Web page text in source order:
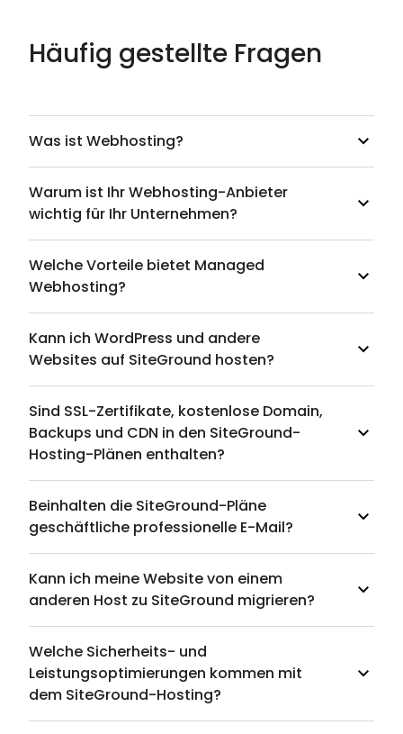
Häufig gestellte Fragen
Was ist Webhosting?
Warum ist Ihr Webhosting-Anbieter
wichtig für Ihr Unternehmen?
Welche Vorteile bietet Managed
Webhosting?
Kann ich WordPress und andere
Websites auf SiteGround hosten?
Sind SSL-Zertifikate, kostenlose Domain,
Backups und CDN in den SiteGround-
Hosting-Plänen enthalten?
Beinhalten die SiteGround-Pläne
geschäftliche professionelle E-Mail?
Kann ich meine Website von einem
anderen Host zu SiteGround migrieren?
Welche Sicherheits- und
Leistungsoptimierungen kommen mit
dem SiteGround-Hosting?